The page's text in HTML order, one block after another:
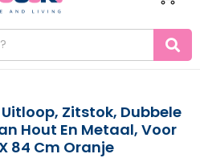
Zitstok, Dubbele
Hout En Metaal, Voor
84 Cm Oranje